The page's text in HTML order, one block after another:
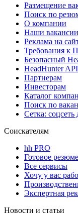
Размещение
Поиск по
О компании
Наши вакансии
Реклама на
Требования к
Безопасный
HeadHunter API
Партнерам
Инвесторам
Каталог
Поиск по
Сетка: соцсеть
Соискателям
hh PRO
Готовое резюме
Все сервисы
Хочу у вас
Экспертная
Новости и статьи